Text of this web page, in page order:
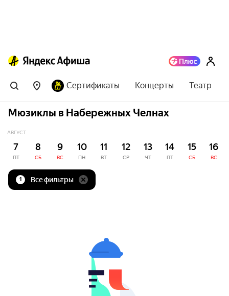
Сертификаты Концерты Театр
Мюзиклы в Набережных Челнах
АВГУСТ
7
ПТ
8
СБ
9
ВС
10
ПН
11
ВТ
12
СР
13
ЧТ
14
ПТ
15
СБ
16
ВС
1 Все фильтры